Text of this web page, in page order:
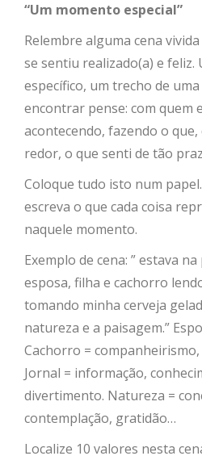
“Um momento especial”
Relembre alguma cena
se sentiu realizado(a) e feliz.
específico, um trecho de
encontrar pense: com quem
acontecendo, fazendo o
redor, o que senti de tão
Coloque tudo isto num
escreva o que cada coisa
naquele momento.
Exemplo de cena: ” estava
esposa, filha e cachorro
tomando minha cerveja
natureza e a paisagem.”
Cachorro = companheirismo,
Jornal = informação,
divertimento. Natureza =
contemplação, gratidão…
Localize 10 valores nesta